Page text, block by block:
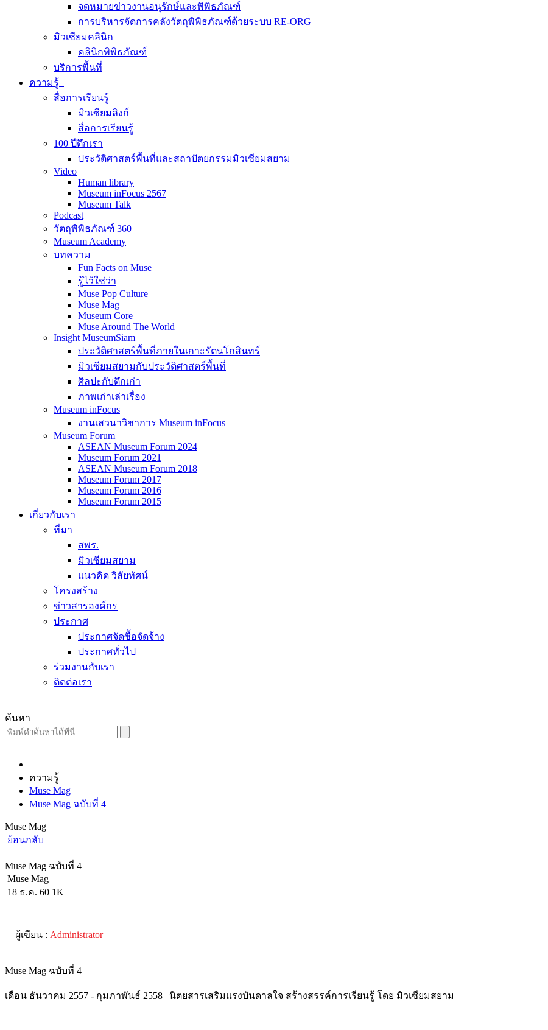
จดหมายข่าวงานอนุรักษ์และพิพิธภัณฑ์
การบริหารจัดการคลังวัตถุพิพิธภัณฑ์ด้วยระบบ RE-ORG
มิวเซียมคลินิก
คลินิกพิพิธภัณฑ์
บริการพื้นที่
ความรู้
สื่อการเรียนรู้
มิวเซียมลิงก์
สื่อการเรียนรู้
100 ปีตึกเรา
ประวัติศาสตร์พื้นที่และสถาปัตยกรรมมิวเซียมสยาม
Video
Human library
Museum inFocus 2567
Museum Talk
Podcast
วัตถุพิพิธภัณฑ์ 360
Museum Academy
บทความ
Fun Facts on Muse
รู้ไว้ใช่ว่า
Muse Pop Culture
Muse Mag
Museum Core
Muse Around The World
Insight MuseumSiam
ประวัติศาสตร์พื้นที่ภายในเกาะรัตนโกสินทร์
มิวเซียมสยามกับประวัติศาสตร์พื้นที่
ศิลปะกับตึกเก่า
ภาพเก่าเล่าเรื่อง
Museum inFocus
งานเสวนาวิชาการ Museum inFocus
Museum Forum
ASEAN Museum Forum 2024
Museum Forum 2021
ASEAN Museum Forum 2018
Museum Forum 2017
Museum Forum 2016
Museum Forum 2015
เกี่ยวกับเรา
ที่มา
สพร.
มิวเซียมสยาม
แนวคิด วิสัยทัศน์
โครงสร้าง
ข่าวสารองค์กร
ประกาศ
ประกาศจัดซื้อจัดจ้าง
ประกาศทั่วไป
ร่วมงานกับเรา
ติดต่อเรา
ค้นหา
ความรู้
Muse Mag
Muse Mag ฉบับที่ 4
Muse Mag
ย้อนกลับ
Muse Mag ฉบับที่ 4
Muse Mag
18 ธ.ค. 60 1K
ผู้เขียน : Administrator
Muse Mag ฉบับที่ 4
เดือน ธันวาคม 2557 - กุมภาพันธ์ 2558 | นิตยสารเสริมแรงบันดาลใจ สร้างสรรค์การเรียนรู้ โดย มิวเซียมสยาม